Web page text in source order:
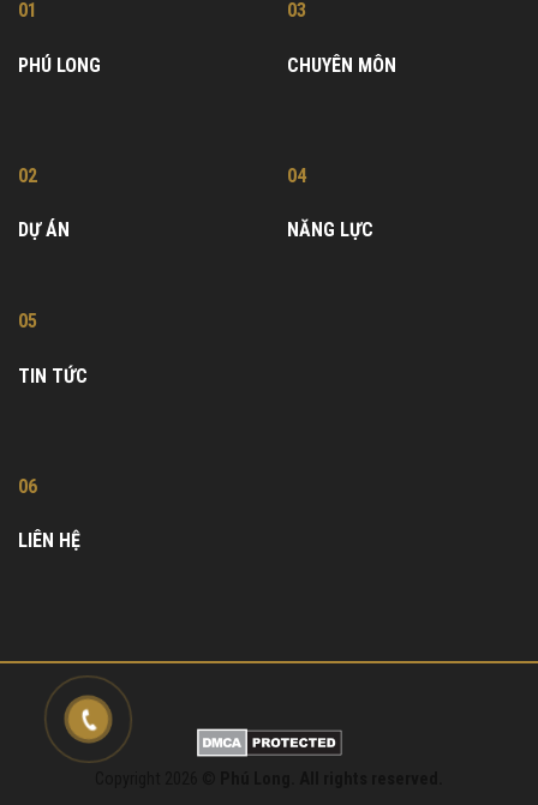
01
PHÚ LONG
02
DỰ ÁN
03
CHUYÊN MÔN
04
NĂNG LỰC
05
TIN TỨC
06
LIÊN HỆ